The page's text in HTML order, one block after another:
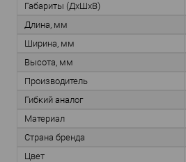
Габариты (ДхШхВ)
Длина, мм
Ширина, мм
Высота, мм
Производитель
Гибкий аналог
Материал
Страна бренда
Цвет